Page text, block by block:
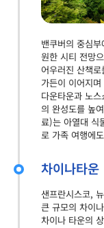
밴쿠버의 중심
원한 시티 전망
어우러진 산책
가든이 이어지
다운타운과 노
의 완성도를 높
료)는 아열대 식
로 가족 여행에
차이나타운
샌프란시스코,
큰 규모의 차이
차이나 타운의